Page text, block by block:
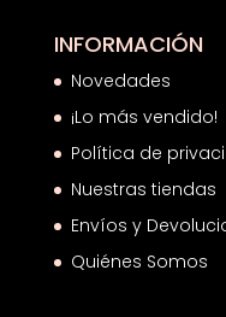
INFORMACIÓN
Novedades
¡Lo más vendido!
Política de
Nuestras tiendas
Envíos y
Quiénes Somos